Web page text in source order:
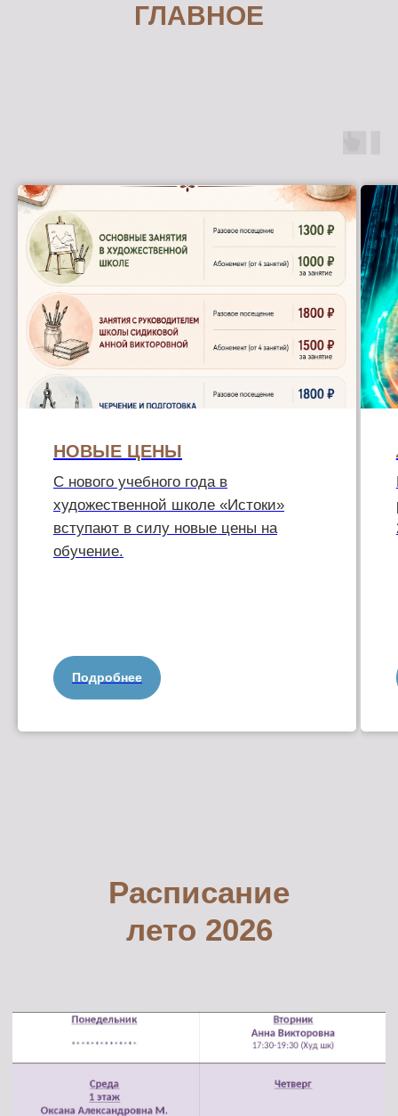
ГЛАВНОЕ
НОВЫЕ ЦЕНЫ
С нового учебного года в
художественной школе «Истоки»
вступают в силу новые цены на
обучение.
Подробнее
Расписание
лето 2026
МАСТЕР-КЛАСС